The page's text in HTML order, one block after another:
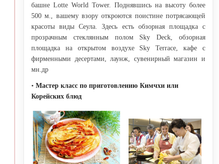
башне Lotte World Tower. Поднявшись на высоту более
500 м., вашему взору откроются поистине потрясающей
красоты виды Сеула. Здесь есть обзорная площадка с
прозрачным стеклянным полом Sky Deck, обзорная
площадка на открытом воздухе Sky Terrace, кафе с
фирменными десертами, лаунж, сувенирный магазин и
мн.др
• Мастер класс по приготовлению Кимчхи или
Корейских блюд